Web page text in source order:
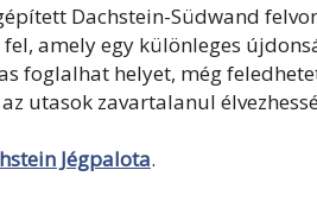
Dachstein-Südwand
amely egy különleges
foglalhat helyet, még
utasok zavartalanul
Jégpalota.